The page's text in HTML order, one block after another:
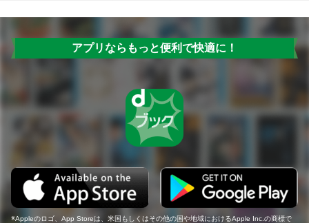
アプリならもっと便利で快適に！
Appleのロゴ、App Storeは、米国もしくはその他の国や地域におけるApple Inc.の商標で